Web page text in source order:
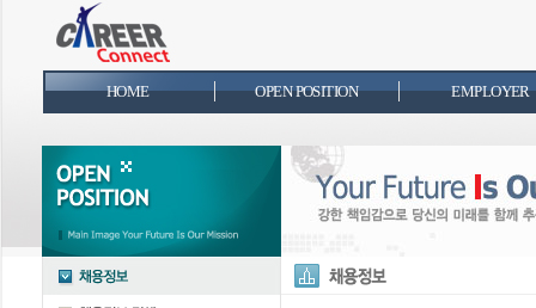
HOME OPEN POSITION EMPLOYER